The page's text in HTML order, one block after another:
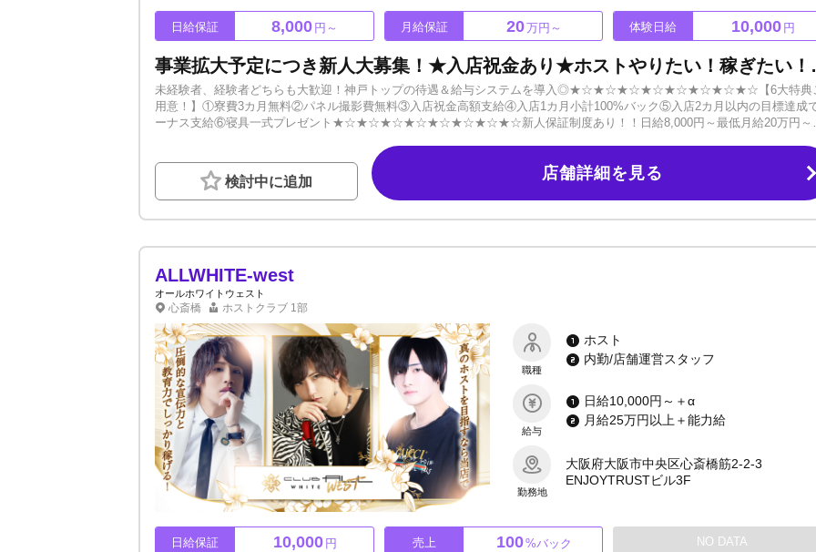
日給保証 8,000 円～ 月給保証 20万円～ 体験日給 10,000 円
事業拡大予定に
未経験者、経験者どちらも大歓迎！神戸トップの待遇＆給与システムを導入◎★☆★☆★☆★☆★☆★☆★☆★☆【6大特典
用意！】①寮費3カ月無料②パネル撮影費無料③入店祝金高額支給④入店1カ月小計100%バック⑤入店2カ月以内の目標達成
ーナス支給⑥寝具一式プレゼント★☆★☆★☆★☆★☆★☆★☆★☆新人保証制度あり！！日給8,000円～最低月給20万円～
ノウハウを学べるので、更なる高みを目指す方も大歓迎です！「容姿に自信がない」ホストに応募する前に悩んでしまう人
ます。この業界では売れている人が全員イケメンというわけではありません。入ってみれば「自分でもできるかも」と思える
思います。ルックスに自信がなくても今後改善していけます。芋っぽさが抜けないなら垢抜ける方法をお伝えします。必要
は何を目指したいか、何を成し遂げたいか。どういう自分になりたいのかです。やる気さえあれば僕たちがサポート致します
ーーーーーーーーーーーーーノルマ・罰金ありません！お酒が飲めなくてもOK！応募の秘密は全力で守らせていただけます
検討中に追加 店舗詳細を見る
ALLWHITE-west
オールホワイトウェスト
心斎橋 ホストクラブ 1部
職種
ホスト
内勤/店舗運営スタッフ
給与
日給10,000円～＋α
月給25万円以上＋能力給
勤務地
大阪府大阪市中央区心斎橋筋2-2-3
ENJOYTRUSTビル3F
日給保証 10,000 円 売上 100%バック NO DATA